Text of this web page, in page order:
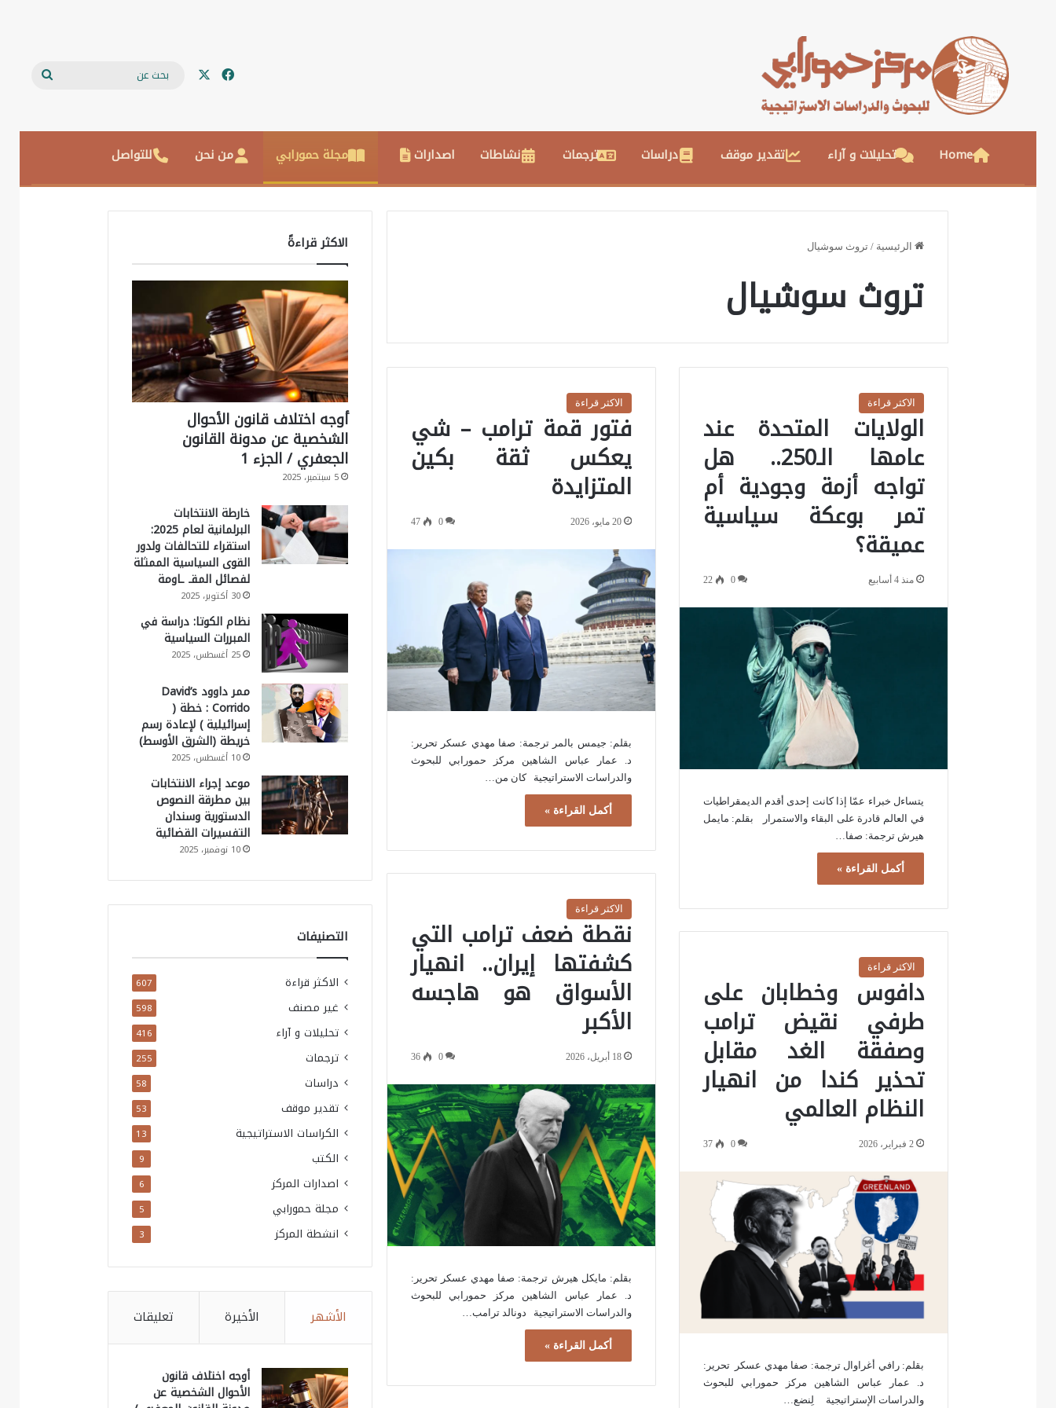
فيسبوك
Home تحليلات و آراء تقدير موقف دراسات ترجمات نشاطات اصدارات مجلة حمورابي من نحن للتواصل
الرئيسية / تروث سوشيال
تروث سوشيال
الاكثر قراءة
الولايات المتحدة عند
عامها الـ250.. هل
تواجه أزمة وجودية أم
تمر بوعكة سياسية
عميقة؟
منذ 4 أسابيع 0
22
يتساءل خبراء عمّا إذا كانت إحدى أقدم الديمقراطيات
في العالم قادرة على البقاء والاستمرار بقلم: مايمل
هيرش ترجمة: صفا…
أكمل القراءة »
الاكثر قراءة
فتور قمة ترامب – شي
يعكس ثقة بكين
المتزايدة
20 مايو، 2026 0
47
بقلم: جيمس بالمر ترجمة: صفا مهدي عسكر تحرير:
د. عمار عباس الشاهين مركز حمورابي للبحوث
والدراسات الاستراتيجية كان من…
أكمل القراءة »
الاكثر قراءة
نقطة ضعف ترامب التي
كشفتها إيران.. انهيار
الأسواق هو هاجسه
الأكبر
18 أبريل، 2026 0
36
بقلم: مايكل هيرش ترجمة: صفا مهدي عسكر تحرير:
د. عمار عباس الشاهين مركز حمورابي للبحوث
والدراسات الاستراتيجية دونالد ترامب…
أكمل القراءة »
الاكثر قراءة
دافوس وخطابان على
طرفي نقيض ترامب
وصفقة الغد مقابل
تحذير كندا من انهيار
النظام العالمي
2 فبراير، 2026 0
37
بقلم: رافي أغراوال ترجمة: صفا مهدي عسكر تحرير:
د. عمار عباس الشاهين مركز حمورابي للبحوث
والدراسات الإستراتيجية لِنضع…
الاكثر قراءةً
أوجه اختلاف قانون الأحوال
الشخصية عن مدونة القانون
الجعفري / الجزء 1
5 سبتمبر، 2025
خارطة الانتخابات
البرلمانية لعام 2025:
استقراء للتحالفات ولدور
القوى السياسية الممثلة
لفصائل المقـ ـاومة
30 أكتوبر، 2025
نظام الكوتا: دراسة في
المبررات السياسية
25 أغسطس، 2025
ممر داوود David’s
Corrido : خطة (
إسرائيلية ) لإعادة رسم
خريطة (الشرق الأوسط)
10 أغسطس، 2025
موعد إجراء الانتخابات
بين مطرقة النصوص
الدستورية وسندان
التفسيرات القضائية
10 نوفمبر، 2025
التصنيفات
الاكثر قراءة 607
غير مصنف 598
تحليلات و آراء 416
ترجمات 255
دراسات 58
تقدير موقف 53
الكراسات الاستراتيجية 13
الكتب 9
اصدارات المركز 6
مجلة حمورابي 5
انشطة المركز 3
الأشهر الأخيرة تعليقات
أوجه اختلاف قانون
الأحوال الشخصية عن